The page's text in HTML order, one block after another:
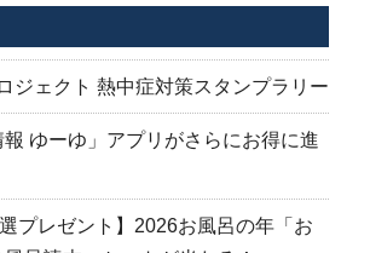
ジェクト 熱中症対策スタンプラリー
報 ゆーゆ」アプリがさらにお得に進
プレゼント】2026お風呂の年「お